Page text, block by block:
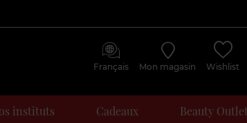
Français Mon magasin Wishlist
instituts Cadeaux Beauty Outlet